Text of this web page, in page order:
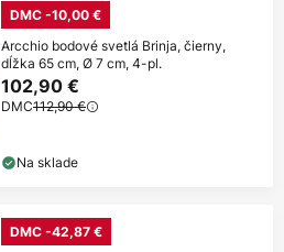
DMC -10,00 €
Arcchio bodové svetlá Brinja, čierny,
dĺžka 65 cm, Ø 7 cm, 4-pl.
102,90 €
DMC112,90 €
Na sklade
DMC -42,87 €